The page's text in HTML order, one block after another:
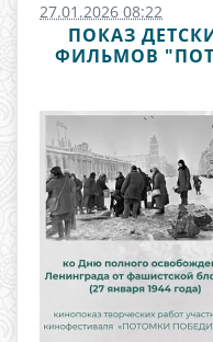
27.01.2026 08:22
ПОКАЗ
ФИЛЬМОВ